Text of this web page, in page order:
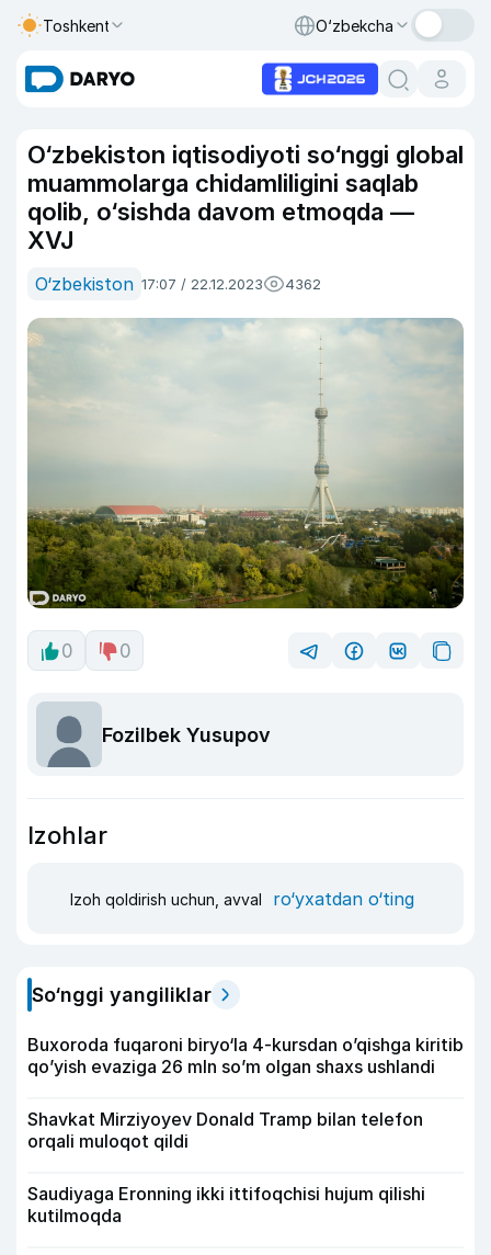
Toshkent O‘zbekcha
O‘zbekiston iqtisodiyoti so‘nggi global
muammolarga chidamliligini saqlab
qolib, o‘sishda davom etmoqda —
XVJ
O‘zbekiston 17:07 / 22.12.2023 4362
0 0
Fozilbek Yusupov
Izohlar
Izoh qoldirish uchun, avval ro‘yxatdan o‘ting
So‘nggi yangiliklar
Buxoroda fuqaroni biryo‘la 4-kursdan o’qishga kiritib
qo’yish evaziga 26 mln so’m olgan shaxs ushlandi
Shavkat Mirziyoyev Donald Tramp bilan telefon
orqali muloqot qildi
Saudiyaga Eronning ikki ittifoqchisi hujum qilishi
kutilmoqda